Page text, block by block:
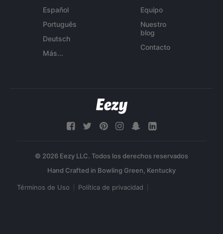
Español
Português
Deutsch
Más...
Equipo
Nuestro
blog
Contacto
© 2026 Eezy LLC. Todos los derechos reservados
Términos de Uso Política de privacidad